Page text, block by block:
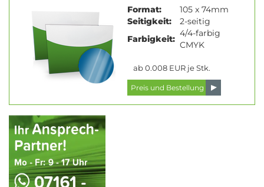
Format:
105 x 74mm
Seitigkeit:
2-seitig
Farbigkeit:
4/4-farbig
CMYK
ab 0.008 EUR je Stk.